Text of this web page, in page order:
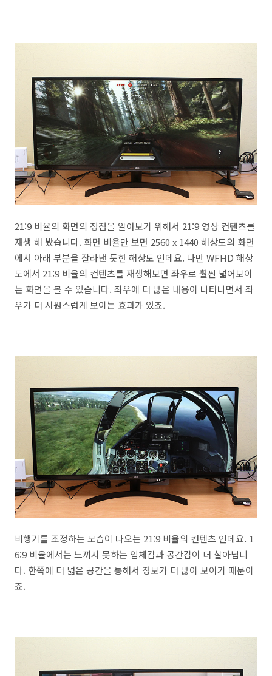
21:9 비율의 화면의 장점을 알아보기 위해서 21:9 영상 컨텐츠를
재생 해 봤습니다. 화면 비율만 보면 2560 x 1440 해상도의 화면
에서 아래 부분을 잘라낸 듯한 해상도 인데요. 다만 WFHD 해상
도에서 21:9 비율의 컨텐츠를 재생해보면 좌우로 훨씬 넓어보이
는 화면을 볼 수 있습니다. 좌우에 더 많은 내용이 나타나면서 좌
우가 더 시원스럽게 보이는 효과가 있죠.
비행기를 조정하는 모습이 나오는 21:9 비율의 컨텐츠 인데요. 1
6:9 비율에서는 느끼지 못하는 입체감과 공간감이 더 살아납니
다. 한쪽에 더 넓은 공간을 통해서 정보가 더 많이 보이기 때문이
죠.